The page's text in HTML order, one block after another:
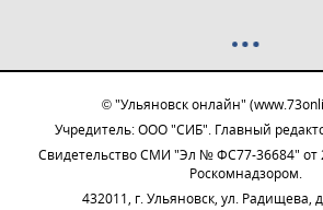
© "Ульяновск онлайн"
Учредитель: ООО "СИБ". Главный
Свидетельство СМИ "Эл № ФС77-36684" от
Роскомнадзором.
432011, г. Ульяновск, ул. Радищева,